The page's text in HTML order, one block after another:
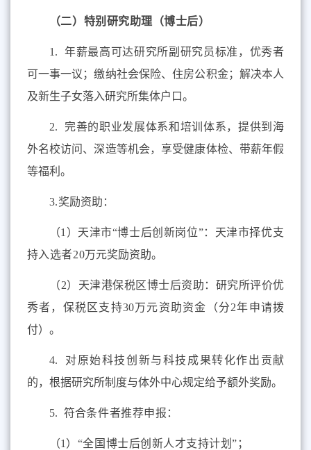
（二）特别研究助理（博士后）
1. 年薪最高可达研究所副研究员标准，优秀者
可一事一议；缴纳社会保险、住房公积金；解决本人
及新生子女落入研究所集体户口。
2. 完善的职业发展体系和培训体系，提供到海
外名校访问、深造等机会，享受健康体检、带薪年假
等福利。
3.奖励资助：
（1 ）天津市“博士后创新岗位”：天津市择优支
持入选者20万元奖励资助。
（2）天津港保税区博士后资助：研究所评价优
秀者，保税区支持30万元资助资金（分2年申请拨
付）。
4.
对原始科技创新与科技成果转化作出贡献
的，根据研究所制度与体外中心规定给予额外奖励。
5.符合条件者推荐申报 ：
（1 ）“全国博士后创新人才支持计划”；